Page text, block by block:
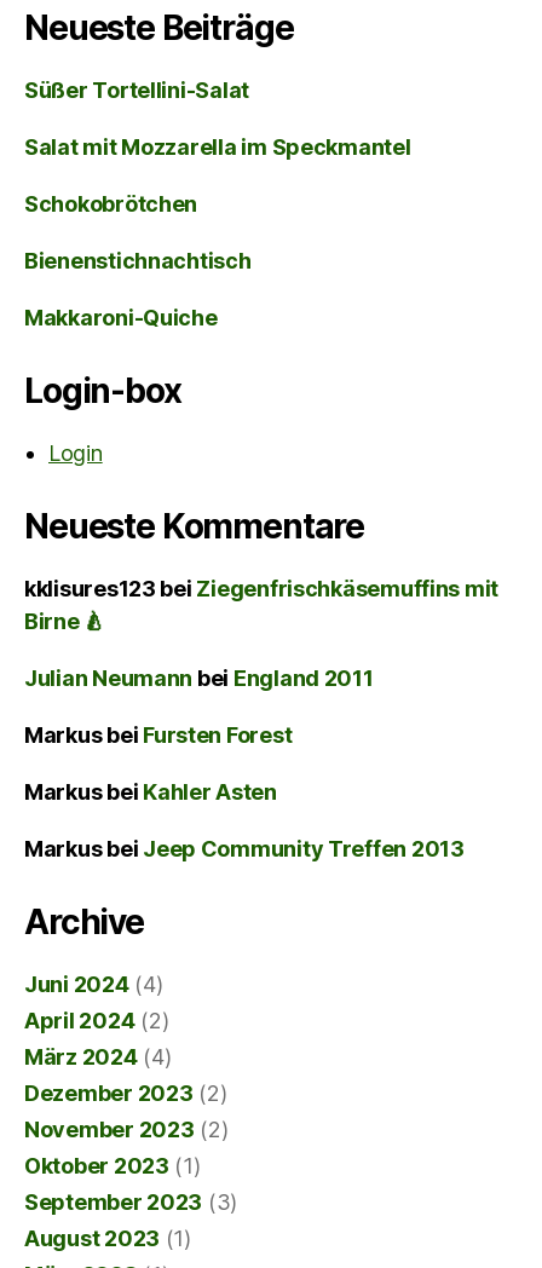
Neueste Beiträge
Süßer Tortellini-Salat
Salat mit Mozzarella im Speckmantel
Schokobrötchen
Bienenstichnachtisch
Makkaroni-Quiche
Login-box
Login
Neueste Kommentare
kklisures123 bei Ziegenfrischkäsemuffins mit
Birne 🍐
Julian Neumann bei England 2011
Markusbei Fursten Forest
Markusbei Kahler Asten
Markusbei Jeep Community Treffen 2013
Archive
Juni 2024(4)
April 2024(2)
März 2024(4)
Dezember 2023 (2)
November 2023 (2)
Oktober 2023 (1)
September 2023 (3)
August 2023 (1)